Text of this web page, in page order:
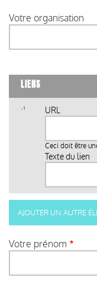
Votre organisation
LIENS
URL
Ceci doit être
Texte du lien
Votre prénom